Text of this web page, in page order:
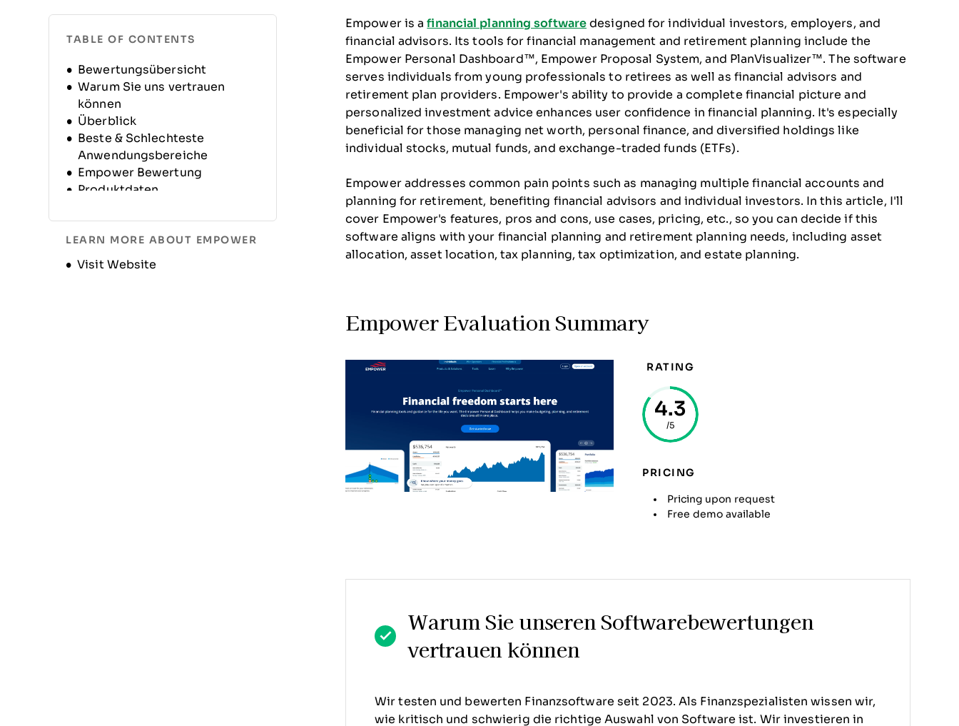
TABLE OF CONTENTS
Bewertungsübersicht
Warum Sie uns vertrauen
können
Überblick
Beste & Schlechteste
Anwendungsbereiche
Empower Bewertung
Produktdaten
FAQs
Unternehmensgeschichte
LEARN MORE ABOUT EMPOWER
Visit Website
Opens new window
Empower is afinancial planning software designed for individual investors, employers, and
financial advisors. Its tools for financial management and retirement planning include the
Empower Personal Dashboard™, Empower Proposal System, and PlanVisualizer™. The software
serves individuals from young professionals to retirees as well as financial advisors and
retirement plan providers. Empower's ability to provide a complete financial picture and
personalized investment advice enhances user confidence in financial planning. It's especially
beneficial for those managing net worth, personal finance, and diversified holdings like
individual stocks, mutual funds, and exchange-traded funds (ETFs).
Empower addresses common pain points such as managing multiple financial accounts and
planning for retirement, benefiting financial advisors and individual investors. In this article, I'll
cover Empower's features, pros and cons, use cases, pricing, etc., so you can decide if this
software aligns with your financial planning and retirement planning needs, including asset
allocation, asset location, tax planning, tax optimization, and estate planning.
Empower Evaluation Summary
RATING
4.3
/5
PRICING
Pricing upon request
Free demo available
Warum Sie unseren Softwarebewertungen
vertrauen können
Wir testen und bewerten Finanzsoftware seit 2023. Als Finanzspezialisten wissen wir,
wie kritisch und schwierig die richtige Auswahl von Software ist. Wir investieren in